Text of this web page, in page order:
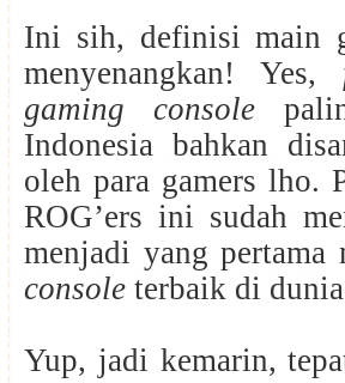
Ini sih, definisi main
menyenangkan! Yes,
gaming console
Indonesia bahkan
oleh para gamers lho.
ROG’ers ini sudah
menjadi yang pertama
console terbaik di
Yup, jadi kemarin,